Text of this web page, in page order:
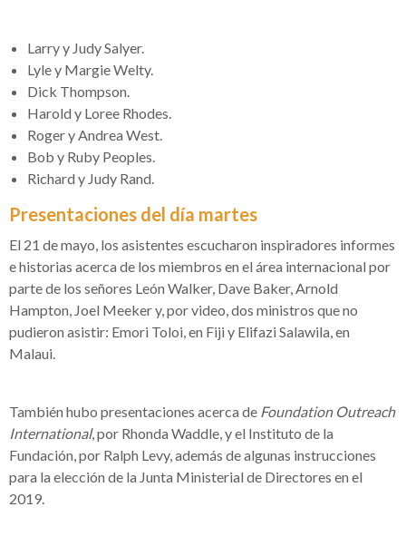
Larry y Judy Salyer.
Lyle y Margie Welty.
Dick Thompson.
Harold y Loree Rhodes.
Roger y Andrea West.
Bob y Ruby Peoples.
Richard y Judy Rand.
Presentaciones del día martes
El 21 de mayo, los asistentes escucharon inspiradores informes
e historias acerca de los miembros en el área internacional por
parte de los señores León Walker, Dave Baker, Arnold
Hampton, Joel Meeker y, por video, dos ministros que no
pudieron asistir: Emori Toloi, en Fiji y Elifazi Salawila, en
Malaui.
También hubo presentaciones acerca de Foundation Outreach
International, por Rhonda Waddle, y el Instituto de la
Fundación, por Ralph Levy, además de algunas instrucciones
para la elección de la Junta Ministerial de Directores en el
2019.